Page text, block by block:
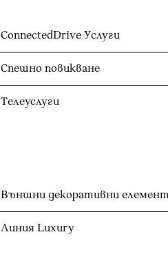
ConnectedDrive Услуги
Спешно повикване
Телеуслуги
Външни декоративни
Линия Luxury